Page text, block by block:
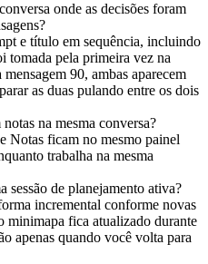
onde as decisões foram
e título em sequência, incluindo
tomada pela primeira vez na
90, ambas aparecem
as duas pulando entre os dois
na mesma conversa?
Notas ficam no mesmo painel
trabalha na mesma
sessão de planejamento ativa?
incremental conforme novas
minimapa fica atualizado durante
apenas quando você volta para